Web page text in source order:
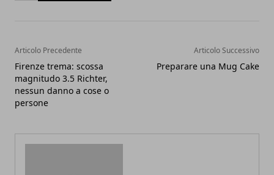
Articolo Precedente
Firenze trema: scossa
magnitudo 3.5 Richter,
nessun danno a cose o
persone
Articolo Successivo
Preparare una Mug Cake